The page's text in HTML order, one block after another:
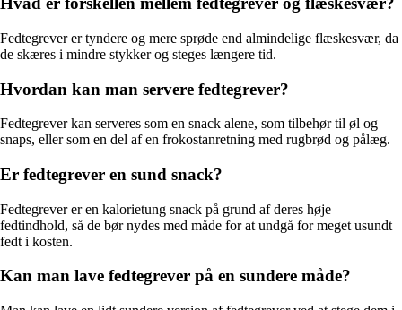
Fedtegrever er tyndere og mere sprøde end almindelige flæskesvær, da
de skæres i mindre stykker og steges længere tid.
Hvordan kan man servere fedtegrever?
Fedtegrever kan serveres som en snack alene, som tilbehør til øl og
snaps, eller som en del af en frokostanretning med rugbrød og pålæg.
Er fedtegrever en sund snack?
Fedtegrever er en kalorietung snack på grund af deres høje
fedtindhold, så de bør nydes med måde for at undgå for meget usundt
fedt i kosten.
Kan man lave fedtegrever på en sundere måde?